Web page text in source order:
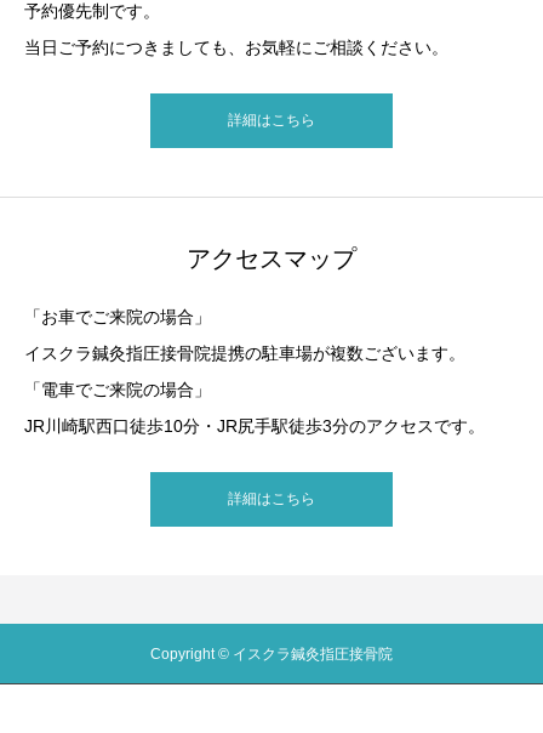
予約優先制です。
当日ご予約につきましても、お気軽にご相談ください。
詳細はこちら
アクセスマップ
「お車でご来院の場合」
イスクラ鍼灸指圧接骨院提携の駐車場が複数ございます。
「電車でご来院の場合」
JR川崎駅西口徒歩10分・JR尻手駅徒歩3分のアクセスです。
詳細はこちら
Copyright © イスクラ鍼灸指圧接骨院